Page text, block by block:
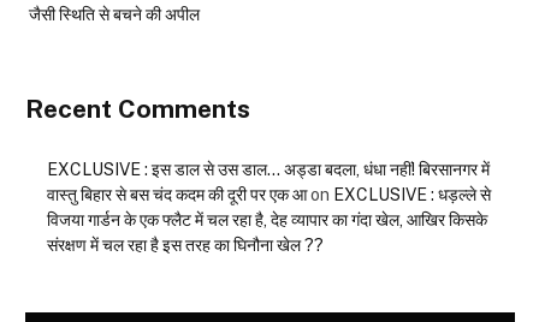
जैसी स्थिति से बचने की अपील
Recent Comments
EXCLUSIVE : इस डाल से उस डाल… अड्डा बदला, धंधा नहीं! बिरसानगर में
वास्तु बिहार से बस चंद कदम की दूरी पर एक आon EXCLUSIVE : धड़ल्ले से
विजया गार्डन के एक फ्लैट में चल रहा है, देह व्यापार का गंदा खेल, आखिर किसके
संरक्षण में चल रहा है इस तरह का घिनौना खेल ??